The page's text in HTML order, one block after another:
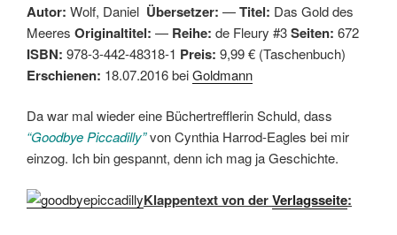
Autor: Wolf, Daniel Übersetzer: —Titel: Das Gold des
Meeres Originaltitel: — Reihe: de Fleury #3Seiten: 672
ISBN: 978-3-442-48318-1 Preis: 9,99 € (Taschenbuch)
Erschienen: 18.07.2016 beiGoldmann
Da war mal wieder eine Büchertrefflerin Schuld, dass
“Goodbye Piccadilly”von Cynthia Harrod-Eagles bei mir
einzog. Ich bin gespannt, denn ich mag ja Geschichte.
Klappentext von derVerlagsseite: